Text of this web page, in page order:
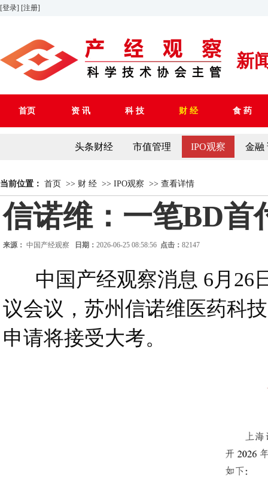
[登录] [注册]
新
首页 资 讯 科 技 财 经 食 药
头条财经 市值管理 IPO观察 金融
当前位置： 首页 >> 财 经 >> IPO观察 >> 查看详情
信诺维：一笔BD首
来源： 中国产经观察 日期： 2026-06-25 08:58:56 点击： 82147
中国产经观察消息 6月26
议会议，苏州信诺维医药科
申请将接受大考。